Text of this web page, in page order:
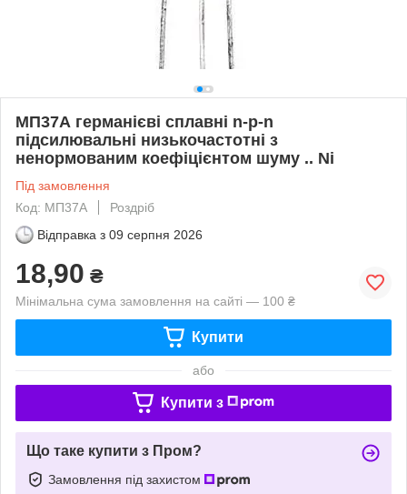
МП37А германієві сплавні n-p-n
підсилювальні низькочастотні з
ненормованим коефіцієнтом шуму .. Ni
Під замовлення
Код: МП37А
Роздріб
Відправка з 09 серпня 2026
18,90 ₴
Мінімальна сума замовлення на сайті — 100 ₴
Купити
або
Купити з
Що таке купити з Пром?
Замовлення під захистом